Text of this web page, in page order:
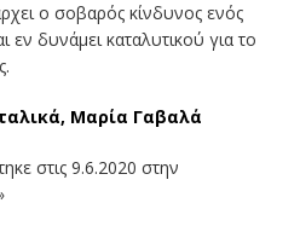
ο σοβαρός κίνδυνος ενός
εν δυνάμει καταλυτικού για το
Μαρία Γαβαλά
στις 9.6.2020 στην